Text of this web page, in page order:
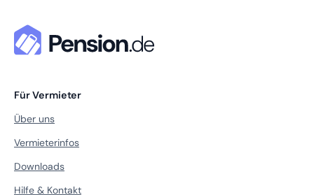
Für Vermieter
Über uns
Vermieterinfos
Downloads
Hilfe & Kontakt